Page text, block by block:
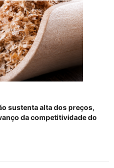
sustenta alta dos preços,
da competitividade do